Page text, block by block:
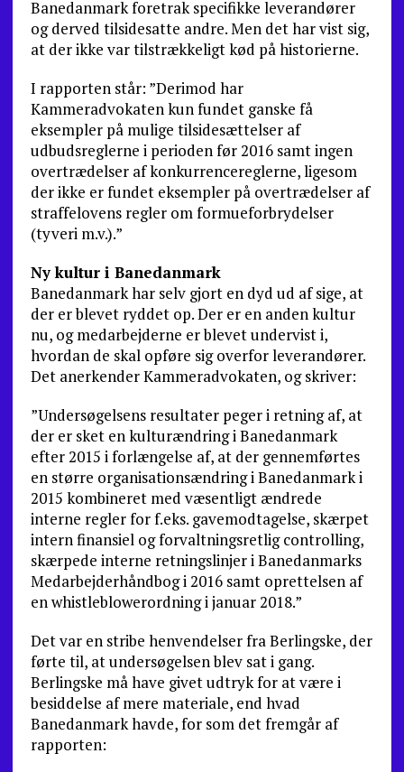
Banedanmark foretrak specifikke leverandører
og derved tilsidesatte andre. Men det har vist sig,
at der ikke var tilstrækkeligt kød på historierne.
I rapporten står: ”Derimod har
Kammeradvokaten kun fundet ganske få
eksempler på mulige tilsidesættelser af
udbudsreglerne i perioden før 2016 samt ingen
overtrædelser af konkurrencereglerne, ligesom
der ikke er fundet eksempler på overtrædelser af
straffelovens regler om formueforbrydelser
(tyveri m.v.).”
Ny kultur i Banedanmark
Banedanmark har selv gjort en dyd ud af sige, at
der er blevet ryddet op. Der er en anden kultur
nu, og medarbejderne er blevet undervist i,
hvordan de skal opføre sig overfor leverandører.
Det anerkender Kammeradvokaten, og skriver:
”Undersøgelsens resultater peger i retning af, at
der er sket en kulturændring i Banedanmark
efter 2015 i forlængelse af, at der gennemførtes
en større organisationsændring i Banedanmark i
2015 kombineret med væsentligt ændrede
interne regler for f.eks. gavemodtagelse, skærpet
intern finansiel og forvaltningsretlig controlling,
skærpede interne retningslinjer i Banedanmarks
Medarbejderhåndbog i 2016 samt oprettelsen af
en whistleblowerordning i januar 2018.”
Det var en stribe henvendelser fra Berlingske, der
førte til, at undersøgelsen blev sat i gang.
Berlingske må have givet udtryk for at være i
besiddelse af mere materiale, end hvad
Banedanmark havde, for som det fremgår af
rapporten: